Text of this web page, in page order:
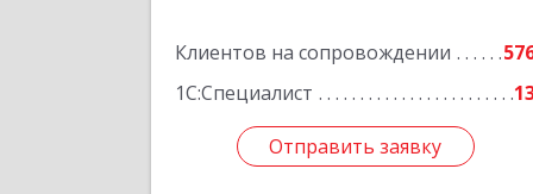
Клиентов на сопровождении
1С:Специалист
Отправить заявку
Отправить заявку